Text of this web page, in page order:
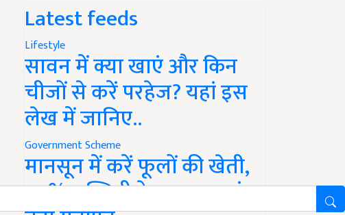
Latest feeds
Lifestyle
सावन में क्या खाएं और किन
चीजों से करें परहेज? यहां इस
लेख में जानिए..
Government Scheme
मानसून में करें फूलों की खेती,
50% सब्सिडी के साथ कमाएं